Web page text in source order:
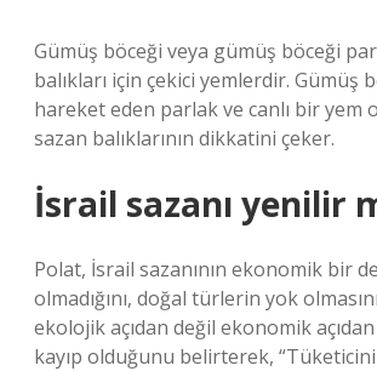
Gümüş böceği veya gümüş böceği
balıkları için çekici yemlerdir. Gümüş
hareket eden parlak ve canlı bir yem
sazan balıklarının dikkatini çeker.
İsrail sazanı yenilir
Polat, İsrail sazanının ekonomik bir
olmadığını, doğal türlerin yok
ekolojik açıdan değil ekonomik
kayıp olduğunu belirterek,